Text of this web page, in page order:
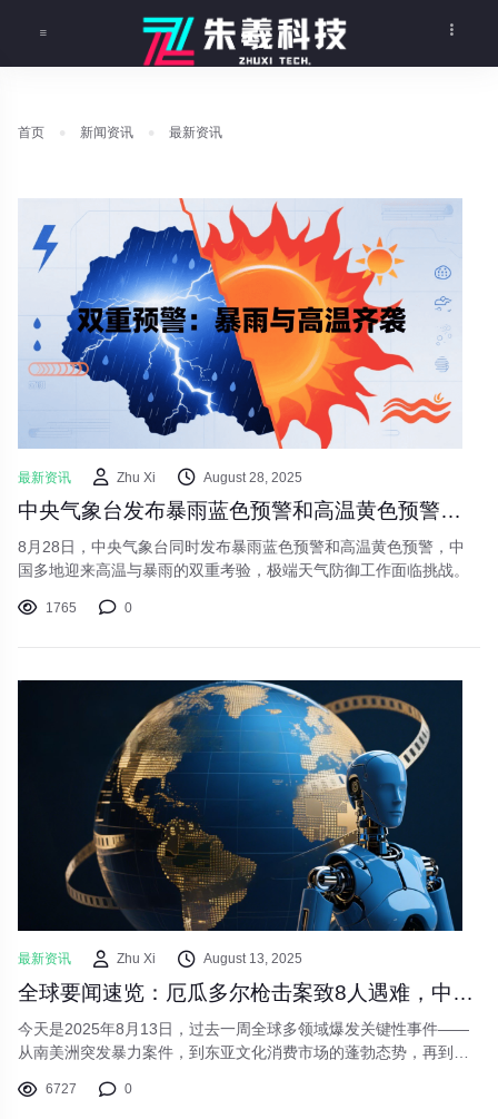
首页 新闻资讯 最新资讯
最新资讯 Zhu Xi August 28, 2025
中央气象台发布暴雨蓝色预警和高温黄色预警，多地面临极端天气考验
8月28日，中央气象台同时发布暴雨蓝色预警和高温黄色预警，中
国多地迎来高温与暴雨的双重考验，极端天气防御工作面临挑战。
1765 0
最新资讯 Zhu Xi August 13, 2025
全球要闻速览：厄瓜多尔枪击案致8人遇难，中国暑期档票房破85亿，人形机器人运动会即将揭幕
今天是2025年8月13日，过去一周全球多领域爆发关键性事件——
从南美洲突发暴力案件，到东亚文化消费市场的蓬勃态势，再到地
出人类文明发展的复杂脉络。
6727 0